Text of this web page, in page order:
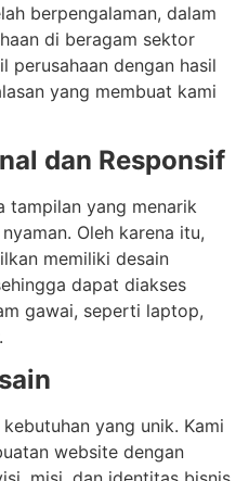
berpengalaman, dalam
di beragam sektor
perusahaan dengan hasil
yang membuat kami
dan Responsif
tampilan yang menarik
Oleh karena itu,
memiliki desain
dapat diakses
gawai, seperti laptop,
yang unik. Kami
website dengan